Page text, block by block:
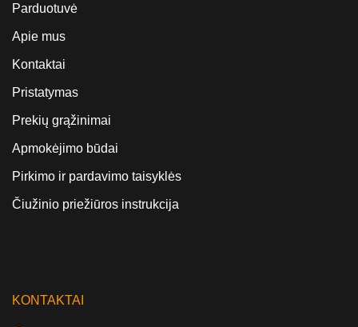
Parduotuvė
Apie mus
Kontaktai
Pristatymas
Prekių grąžinimai
Apmokėjimo būdai
Pirkimo ir pardavimo taisyklės
Čiužinio priežiūros instrukcija
KONTAKTAI